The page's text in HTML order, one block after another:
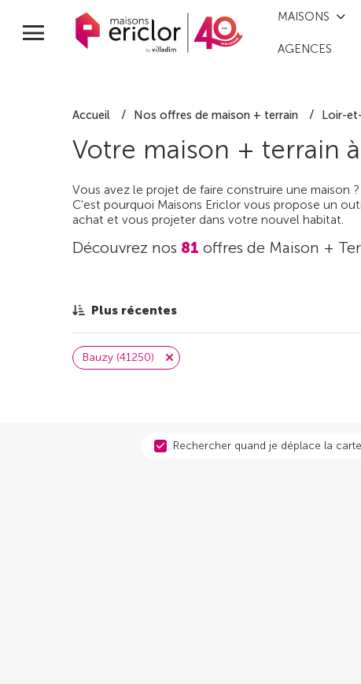
MAISONS
AGENCES
Accueil Nos offres de maison + terrain Loir-
Votre maison + terrain à
Vous avez le projet de faire construire une maison
C'est pourquoi Maisons Ericlor vous propose un
achat et vous projeter dans votre nouvel habitat.
Découvrez nos 81 offres de Maison +
Plus récentes
Bauzy (41250)
Rechercher quand je déplace la carte